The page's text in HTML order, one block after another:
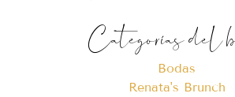
Categorías del
Bodas
Renata's Brunch